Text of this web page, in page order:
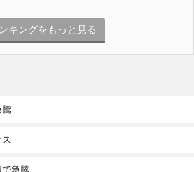
キングをもっと見る
急騰